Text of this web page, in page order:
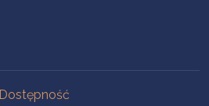
Dostępność